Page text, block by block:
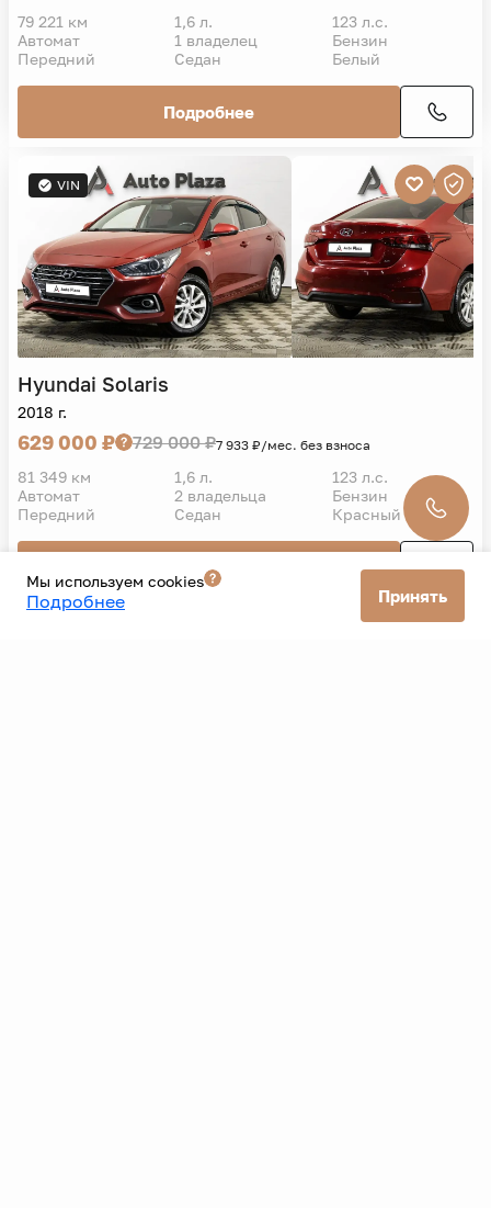
79 221 км 1,6 л.
123 л.с.
Автомат
1 владелец
Бензин
Передний
Седан Белый
Подробнее
VIN
Hyundai Solaris
2018 г.
629 000 ₽ 729 000 ₽7 933 ₽/мес. без взноса
81 349 км 1,6 л.
123 л.с.
Автомат
2 владельца
Бензин
Передний
Седан Красный
Подробнее
Мы используем cookies
Подробнее Принять